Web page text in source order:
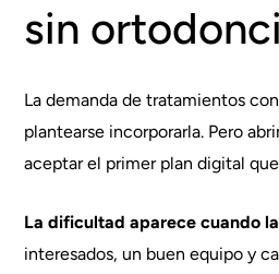
sin
La demanda de tratamientos
plantearse incorporarla. Pero
aceptar el primer plan digital
La dificultad aparece cuando
interesados, un buen equipo y